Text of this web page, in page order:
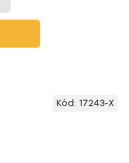
Kód: 17243-X